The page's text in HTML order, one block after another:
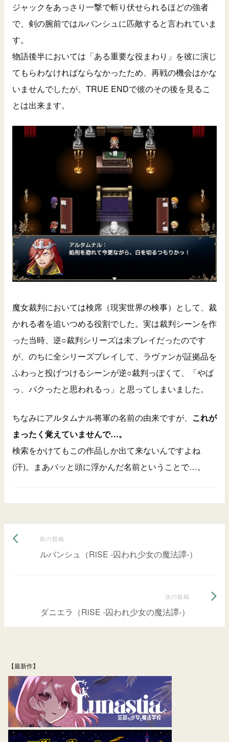
ジャックをあっさり一撃で斬り伏せられるほどの強者
で、剣の腕前ではルバンシュに匹敵すると言われていま
す。
物語後半においては「ある重要な役まわり」を彼に演じ
てもらわなければならなかったため、再戦の機会はかな
いませんでしたが、TRUE ENDで彼のその後を見るこ
とは出来ます。
魔女裁判においては検席（現実世界の検事）として、裁
かれる者を追いつめる役割でした。実は裁判シーンを作
った当時、逆○裁判シリーズは未プレイだったのです
が、のちに全シリーズプレイして、ラヴァンが証拠品を
ふわっと投げつけるシーンが逆○裁判っぽくて、「やば
っ、パクったと思われるっ」と思ってしまいました。
ちなみにアルタムナル将軍の名前の由来ですが、 これが
まったく覚えていませんで…。
検索をかけてもこの作品しか出て来ないんですよね
(汗)。まあパッと頭に浮かんだ名前ということで…。
投
ナ
シ
ョ
ン
前の投稿
の
ルバンシュ（RiSE -囚われ少女の魔法譚-）
次の投稿
ダニエラ（RiSE -囚われ少女の魔法譚-）
投
【最新作】